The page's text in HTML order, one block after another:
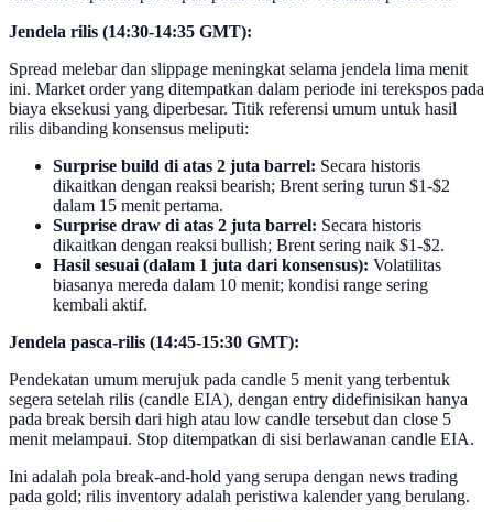
Jendela rilis (14:30-14:35 GMT):
Spread melebar dan slippage meningkat selama jendela lima menit
ini. Market order yang ditempatkan dalam periode ini terekspos pada
biaya eksekusi yang diperbesar. Titik referensi umum untuk hasil
rilis dibanding konsensus meliputi:
Surprise build di atas 2 juta barrel: Secara historis
dikaitkan dengan reaksi bearish; Brent sering turun $1-$2
dalam 15 menit pertama.
Surprise draw di atas 2 juta barrel: Secara historis
dikaitkan dengan reaksi bullish; Brent sering naik $1-$2.
Hasil sesuai (dalam 1 juta dari konsensus): Volatilitas
biasanya mereda dalam 10 menit; kondisi range sering
kembali aktif.
Jendela pasca-rilis (14:45-15:30 GMT):
Pendekatan umum merujuk pada candle 5 menit yang terbentuk
segera setelah rilis (candle EIA), dengan entry didefinisikan hanya
pada break bersih dari high atau low candle tersebut dan close 5
menit melampaui. Stop ditempatkan di sisi berlawanan candle EIA.
Ini adalah pola break-and-hold yang serupa dengan news trading
pada gold; rilis inventory adalah peristiwa kalender yang berulang.